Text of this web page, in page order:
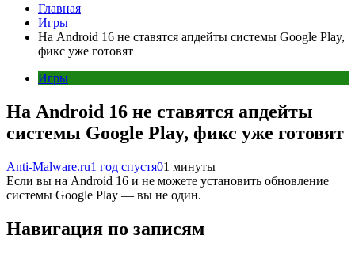
Главная
Игры
На Android 16 не ставятся апдейты системы Google Play,
фикс уже готовят
Игры
На Android 16 не ставятся апдейты
системы Google Play, фикс уже готовят
Anti-Malware.ru1 год спустя01 минуты
Если вы на Android 16 и не можете установить обновление
системы Google Play — вы не один.
Навигация по записям